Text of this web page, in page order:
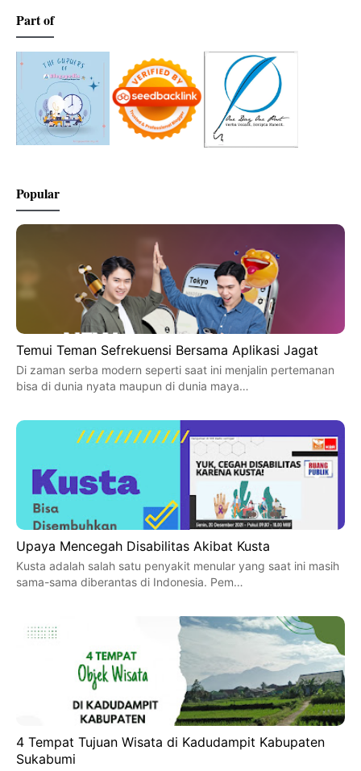
Part of
Popular
Temui Teman Sefrekuensi Bersama Aplikasi Jagat
Di zaman serba modern seperti saat ini menjalin pertemanan
bisa di dunia nyata maupun di dunia maya…
Upaya Mencegah Disabilitas Akibat Kusta
Kusta adalah salah satu penyakit menular yang saat ini masih
sama-sama diberantas di Indonesia. Pem…
4 Tempat Tujuan Wisata di Kadudampit Kabupaten
Sukabumi